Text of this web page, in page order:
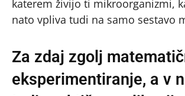
katerem živijo ti mikroorganizmi,
nato vpliva tudi na samo sestavo
Za zdaj zgolj
eksperimentiranje, a v